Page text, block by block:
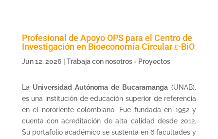
Profesional de Apoyo OPS para el Centro de
Investigación en Bioeconomía Circular ε-BiO
Jun 12, 2026 Trabaja con nosotros - Proyectos
LaUniversidad Autónoma de Bucaramanga (UNAB),
es una institución de educación superior de referencia
en el nororiente colombiano. Fue fundada en 1952 y
cuenta con acreditación de alta calidad desde 2012.
Su portafolio académico se sustenta en 6 facultades y